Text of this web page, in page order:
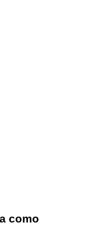
como